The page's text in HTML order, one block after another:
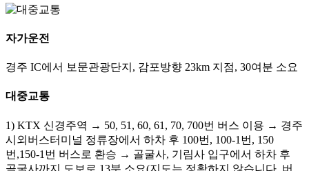
자가운전
경주 IC에서 보문관광단지, 감포방향 23km 지점, 30여분 소요
대중교통
1) KTX 신경주역 → 50, 51, 60, 61, 70, 700번 버스 이용 → 경주
시외버스터미널 정류장에서 하차 후 100번, 100-1번, 150
번,150-1번 버스로 환승 → 골굴사, 기림사 입구에서 하차 후
골굴사까지 도보로 13분 소요(지도는 정확하지 않습니다. 버